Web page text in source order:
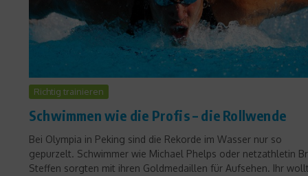
Richtig trainieren
Schwimmen wie die Profis – die Rollwende
Bei Olympia in Peking sind die Rekorde im Wasser nur so
gepurzelt. Schwimmer wie Michael Phelps oder netzathletin
Steffen sorgten mit ihren Goldmedaillen für Aufsehen. Ihr